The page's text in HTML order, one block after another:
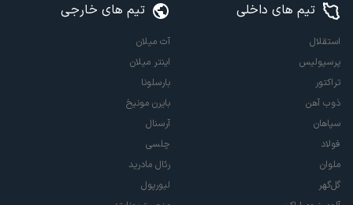
تیم های داخلی
استقلال
پرسپولیس
تراکتور
ذوب آهن
سپاهان
فولاد
ملوان
گل‌گهر
تیم های خارجی
آث میلان
اینتر میلان
بارسلونا
بایرن مونیخ
آرسنال
چلسی
رئال مادرید
لیورپول